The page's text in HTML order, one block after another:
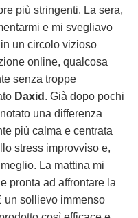
più stringenti. La sera,
e mi svegliavo
un circolo vizioso
online, qualcosa
senza troppe
Daxid . Già dopo pochi
una differenza
più calma e centrata
stress improvviso e,
La mattina mi
pronta ad affrontare la
un sollievo immenso